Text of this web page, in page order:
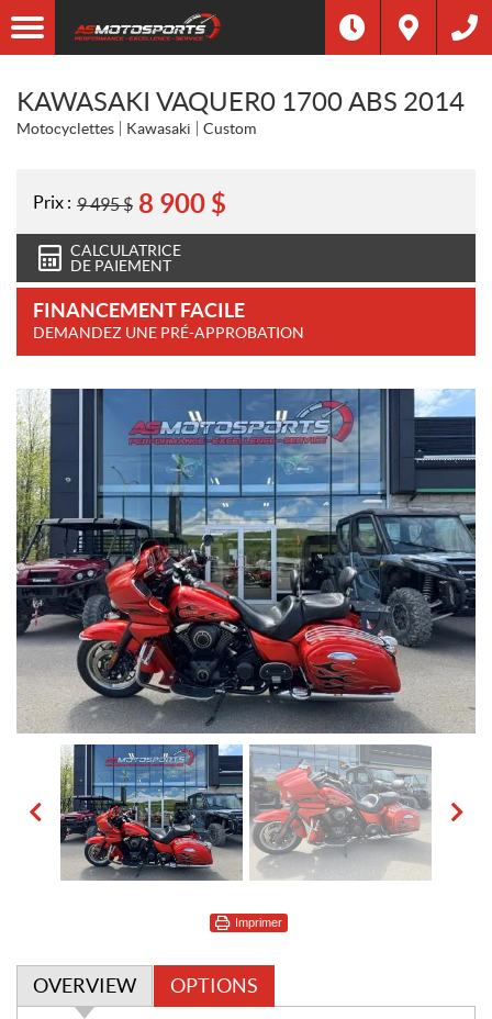
KAWASAKI VAQUER0 1700 ABS 2014
Motocyclettes Kawasaki Custom
Prix : 9 495$ 8 900 $
CALCULATRICE
DE PAIEMENT
FINANCEMENT FACILE
DEMANDEZ UNE PRÉ-APPROBATION
Imprimer
OVERVIEW OPTIONS